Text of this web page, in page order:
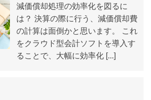
減価償却処理の効率化を図るに
は？ 決算の際に行う、減価償却費
の計算は面倒かと思います。 これ
をクラウド型会計ソフトを導入す
ることで、大幅に効率化 [...]